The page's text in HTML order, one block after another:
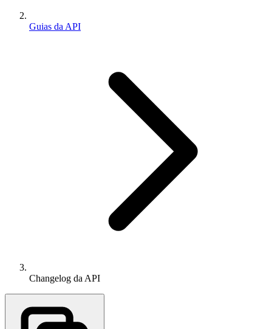
Guias da API
Changelog da API